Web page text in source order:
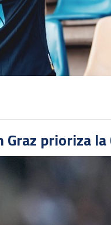
Graz prioriza